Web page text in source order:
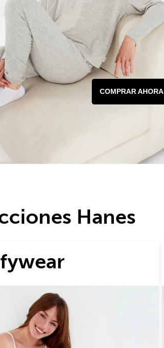
COMPRAR AHORA
Hanes